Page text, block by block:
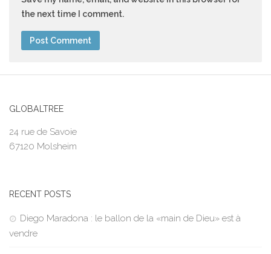
the next time I comment.
GLOBALTREE
24 rue de Savoie
67120 Molsheim
RECENT POSTS
Diego Maradona : le ballon de la «main de Dieu» est à
vendre